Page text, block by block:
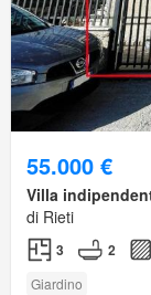
55.000 €
Villa
di Rieti
3 2
Giardino